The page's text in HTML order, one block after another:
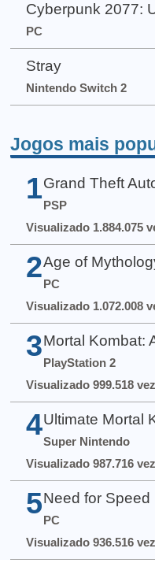
Cyberpunk 2077:
PC
Stray
Nintendo Switch 2
Jogos mais
1 Grand Theft
PSP
Visualizado 1.884.075
2 Age of
PC
Visualizado 1.072.008
3 Mortal Kombat:
PlayStation 2
Visualizado 999.518
4 Ultimate Mortal
Super Nintendo
Visualizado 987.716
5 Need for
PC
Visualizado 936.516